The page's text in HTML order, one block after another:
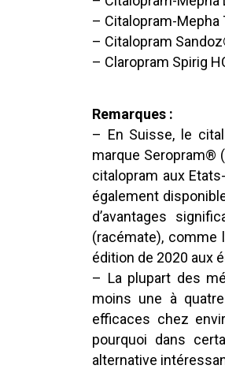
– Citalopram-Mepha
– Citalopram
– Claropram Spirig
Remarques :
– En Suisse, le
marque Seropram®
citalopram aux
également
d’avantages
(racémate), comme
édition de 2020 aux
– La plupart des
moins une à
efficaces chez
pourquoi dans
alternative